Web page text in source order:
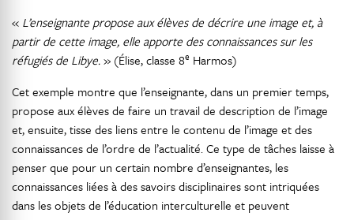
« L’enseignante propose aux élèves de décrire une image et, à
partir de cette image, elle apporte des connaissances sur les
réfugiés de Libye.» (Élise, classe 8e Harmos)
Cet exemple montre que l’enseignante, dans un premier temps,
propose aux élèves de faire un travail de description de l’image
et, ensuite, tisse des liens entre le contenu de l’image et des
connaissances de l’ordre de l’actualité. Ce type de tâches laisse à
penser que pour un certain nombre d’enseignantes, les
connaissances liées à des savoirs disciplinaires sont intriquées
dans les objets de l’éducation interculturelle et peuvent